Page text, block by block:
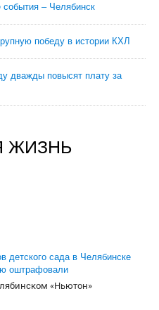
– Челябинск
победу в истории КХЛ
дважды повысят плату за
ЖИЗНЬ
детского сада в Челябинске
оштрафовали
«Ньютон»